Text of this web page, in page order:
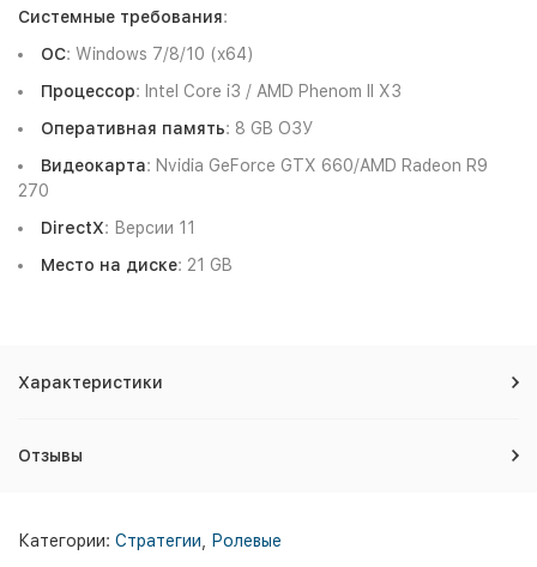
Системные требования:
ОС: Windows 7/8/10 (x64)
Процессор: Intel Core i3 / AMD Phenom II X3
Оперативная память: 8 GB ОЗУ
Видеокарта: Nvidia GeForce GTX 660/AMD Radeon R9
270
DirectX: Версии 11
Место на диске: 21 GB
Характеристики
Отзывы
Категории: Стратегии Ролевые